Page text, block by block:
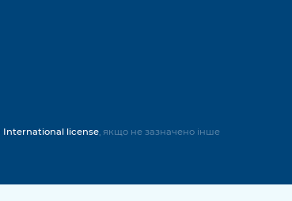
International license, якщо не зазначено інше